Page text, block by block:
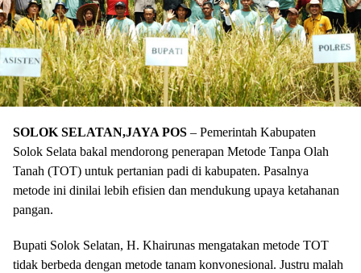
SOLOK SELATAN,JAYA POS – Pemerintah Kabupaten
Solok Selata bakal mendorong penerapan Metode Tanpa Olah
Tanah (TOT) untuk pertanian padi di kabupaten. Pasalnya
metode ini dinilai lebih efisien dan mendukung upaya ketahanan
pangan.
Bupati Solok Selatan, H. Khairunas mengatakan metode TOT
tidak berbeda dengan metode tanam konvonesional. Justru malah